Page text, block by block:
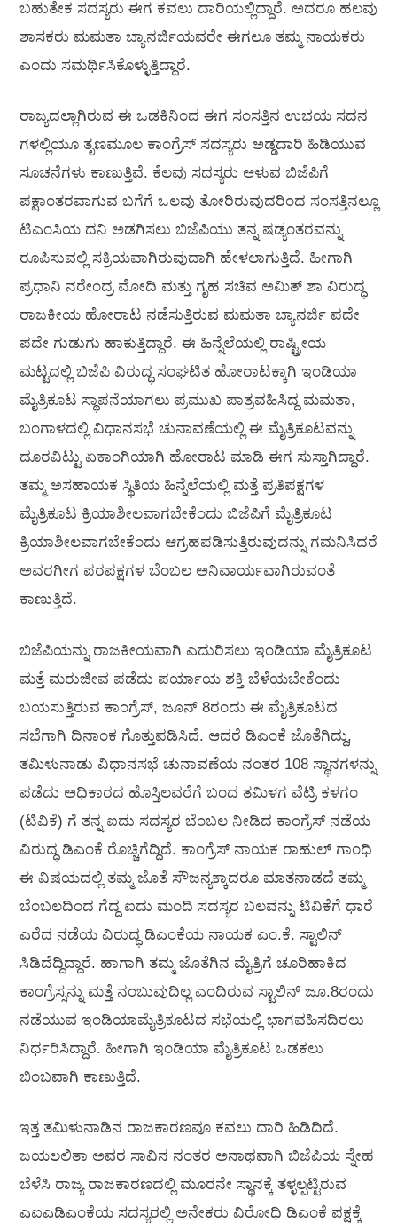
ಬಹುತೇಕ ಸದಸ್ಯರು ಈಗ ಕವಲು ದಾರಿಯಲ್ಲಿದ್ದಾರೆ. ಅದರೂ ಹಲವು
ಶಾಸಕರು ಮಮತಾ ಬ್ಯಾನರ್ಜಿಯವರೇ ಈಗಲೂ ತಮ್ಮ ನಾಯಕರು
ಎಂದು ಸಮರ್ಥಿಸಿಕೊಳ್ಳುತ್ತಿದ್ದಾರೆ.
ರಾಜ್ಯದಲ್ಲಾಗಿರುವ ಈ ಒಡಕಿನಿಂದ ಈಗ ಸಂಸತ್ತಿನ ಉಭಯ ಸದನ
ಗಳಲ್ಲಿಯೂ ತೃಣಮೂಲ ಕಾಂಗ್ರೆಸ್ ಸದಸ್ಯರು ಅಡ್ಡದಾರಿ ಹಿಡಿಯುವ
ಸೂಚನೆಗಳು ಕಾಣುತ್ತಿವೆ. ಕೆಲವು ಸದಸ್ಯರು ಆಳುವ ಬಿಜೆಪಿಗೆ
ಪಕ್ಷಾಂತರವಾಗುವ ಬಗೆಗೆ ಒಲವು ತೋರಿರುವುದರಿಂದ ಸಂಸತ್ತಿನಲ್ಲೂ
ಟಿಎಂಸಿಯ ದನಿ ಅಡಗಿಸಲು ಬಿಜೆಪಿಯು ತನ್ನ ಷಡ್ಯಂತರವನ್ನು
ರೂಪಿಸುವಲ್ಲಿ ಸಕ್ರಿಯವಾಗಿರುವುದಾಗಿ ಹೇಳಲಾಗುತ್ತಿದೆ. ಹೀಗಾಗಿ
ಪ್ರಧಾನಿ ನರೇಂದ್ರ ಮೋದಿ ಮತ್ತು ಗೃಹ ಸಚಿವ ಅಮಿತ್‌ ಶಾ ವಿರುದ್ಧ
ರಾಜಕೀಯ ಹೋರಾಟ ನಡೆಸುತ್ತಿರುವ ಮಮತಾ ಬ್ಯಾನರ್ಜಿ ಪದೇ
ಪದೇ ಗುಡುಗು ಹಾಕುತ್ತಿದ್ದಾರೆ. ಈ ಹಿನ್ನೆಲೆಯಲ್ಲಿ ರಾಷ್ಟ್ರೀಯ
ಮಟ್ಟದಲ್ಲಿ ಬಿಜೆಪಿ ವಿರುದ್ಧ ಸಂಘಟಿತ ಹೋರಾಟಕ್ಕಾಗಿ ಇಂಡಿಯಾ
ಮೈತ್ರಿಕೂಟ ಸ್ಥಾಪನೆಯಾಗಲು ಪ್ರಮುಖ ಪಾತ್ರವಹಿಸಿದ್ದ ಮಮತಾ,
ಬಂಗಾಳದಲ್ಲಿ ವಿಧಾನಸಭೆ ಚುನಾವಣೆಯಲ್ಲಿ ಈ ಮೈತ್ರಿಕೂಟವನ್ನು
ದೂರವಿಟ್ಟು ಏಕಾಂಗಿಯಾಗಿ ಹೋರಾಟ ಮಾಡಿ ಈಗ ಸುಸ್ತಾಗಿದ್ದಾರೆ.
ತಮ್ಮ ಅಸಹಾಯಕ ಸ್ಥಿತಿಯ ಹಿನ್ನೆಲೆಯಲ್ಲಿ ಮತ್ತೆ ಪ್ರತಿಪಕ್ಷಗಳ
ಮೈತ್ರಿಕೂಟ ಕ್ರಿಯಾಶೀಲವಾಗಬೇಕೆಂದು ಬಿಜೆಪಿಗೆ ಮೈತ್ರಿಕೂಟ
ಕ್ರಿಯಾಶೀಲವಾಗಬೇಕೆಂದು ಆಗ್ರಹಪಡಿಸುತ್ತಿರುವುದನ್ನು ಗಮನಿಸಿದರೆ
ಅವರಗೀಗ ಪರಪಕ್ಷಗಳ ಬೆಂಬಲ ಅನಿವಾರ್ಯವಾಗಿರುವಂತೆ
ಕಾಣುತ್ತಿದೆ.
ಬಿಜೆಪಿಯನ್ನು ರಾಜಕೀಯವಾಗಿ ಎದುರಿಸಲು ಇಂಡಿಯಾ ಮೈತ್ರಿಕೂಟ
ಮತ್ತೆ ಮರುಜೀವ ಪಡೆದು ಪರ್ಯಾಯ ಶಕ್ತಿ ಬೆಳೆಯಬೇಕೆಂದು
ಬಯಸುತ್ತಿರುವ ಕಾಂಗ್ರೆಸ್, ಜೂನ್ 8ರಂದು ಈ ಮೈತ್ರಿಕೂಟದ
ಸಭೆಗಾಗಿ ದಿನಾಂಕ ಗೊತ್ತುಪಡಿಸಿದೆ. ಆದರೆ ಡಿಎಂಕೆ ಜೊತೆಗಿದ್ದು,
ತಮಿಳುನಾಡು ವಿಧಾನಸಭೆ ಚುನಾವಣೆಯ ನಂತರ 108 ಸ್ಥಾನಗಳನ್ನು
ಪಡೆದು ಅಧಿಕಾರದ ಹೊಸ್ತಿಲವರೆಗೆ ಬಂದ ತಮಿಳಗ ವೆಟ್ರಿ ಕಳಗಂ
(ಟಿವಿಕೆ) ಗೆ ತನ್ನ ಐದು ಸದಸ್ಯರ ಬೆಂಬಲ ನೀಡಿದ ಕಾಂಗ್ರೆಸ್ ನಡೆಯ
ವಿರುದ್ಧ ಡಿಎಂಕೆ ರೊಚ್ಚಿಗೆದ್ದಿದೆ. ಕಾಂಗ್ರೆಸ್ ನಾಯಕ ರಾಹುಲ್ ಗಾಂಧಿ
ಈ ವಿಷಯದಲ್ಲಿ ತಮ್ಮ ಜೊತೆ ಸೌಜನ್ಯಕ್ಕಾದರೂ ಮಾತನಾಡದೆ ತಮ್ಮ
ಬೆಂಬಲದಿಂದ ಗೆದ್ದ ಐದು ಮಂದಿ ಸದಸ್ಯರ ಬಲವನ್ನು ಟಿವಿಕೆಗೆ ಧಾರೆ
ಎರೆದ ನಡೆಯ ವಿರುದ್ಧ ಡಿಎಂಕೆಯ ನಾಯಕ ಎಂ.ಕೆ. ಸ್ಟಾಲಿನ್
ಸಿಡಿದೆದ್ದಿದ್ದಾರೆ. ಹಾಗಾಗಿ ತಮ್ಮ ಜೊತೆಗಿನ ಮೈತ್ರಿಗೆ ಚೂರಿಹಾಕಿದ
ಕಾಂಗ್ರೆಸ್ಸನ್ನು ಮತ್ತೆ ನಂಬುವುದಿಲ್ಲ ಎಂದಿರುವ ಸ್ಟಾಲಿನ್ ಜೂ.8ರಂದು
ನಡೆಯುವ ಇಂಡಿಯಾಮೈತ್ರಿಕೂಟದ ಸಭೆಯಲ್ಲಿ ಭಾಗವಹಿಸದಿರಲು
ನಿರ್ಧರಿಸಿದ್ದಾರೆ. ಹೀಗಾಗಿ ಇಂಡಿಯಾ ಮೈತ್ರಿಕೂಟ ಒಡಕಲು
ಬಿಂಬವಾಗಿ ಕಾಣುತ್ತಿದೆ.
ಇತ್ತ ತಮಿಳುನಾಡಿನ ರಾಜಕಾರಣವೂ ಕವಲು ದಾರಿ ಹಿಡಿದಿದೆ.
ಜಯಲಲಿತಾ ಅವರ ಸಾವಿನ ನಂತರ ಅನಾಥವಾಗಿ ಬಿಜೆಪಿಯ ಸ್ನೇಹ
ಬೆಳೆಸಿ ರಾಜ್ಯ ರಾಜಕಾರಣದಲ್ಲಿ ಮೂರನೇ ಸ್ಥಾನಕ್ಕೆ ತಳ್ಳಲ್ಪಟ್ಟಿರುವ
ಎಐಎಡಿಎಂಕೆಯ ಸದಸ್ಯರಲ್ಲಿ ಅನೇಕರು ವಿರೋಧಿ ಡಿಎಂಕೆ ಪಕ್ಷಕ್ಕೆ